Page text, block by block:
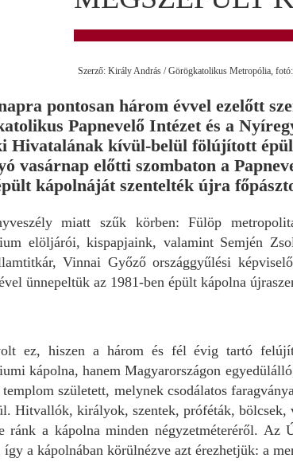
Szerző: Király András / Görögkatolikus Metropólia,
pontosan három évvel ezelőtt
Papnevelő Intézet és a
Hivatalának kívül-belül fölújított
vasárnap előtti szombaton a
kápolnáját szentelték újra
miatt szűk körben: Fülöp
elöljárói, kispapjaink, valamint Semjén
Vinnai Győző országgyűlési
ünnepeltük az 1981-ben épült kápolna
ez, hiszen a három és fél évig tartó
kápolna, hanem Magyarországon
templom született, melynek csodálatos
Hitvallók, királyok, szentek, próféták, bölcsek,
ránk a kápolna minden négyzetméteréről. Az
a kápolnában körülnézve azt érezhetjük: a